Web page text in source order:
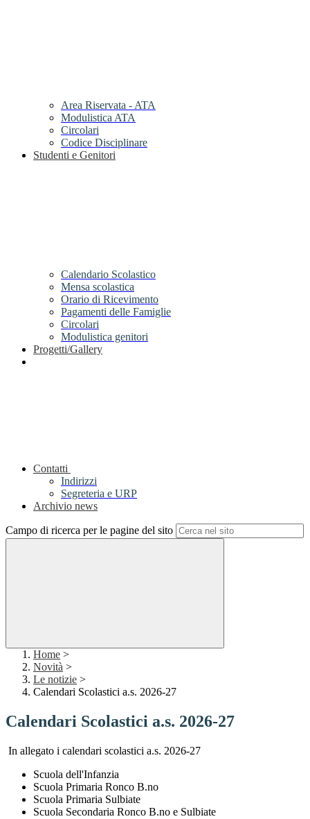
Area Riservata - ATA
Modulistica ATA
Circolari
Codice Disciplinare
Studenti e Genitori
Calendario Scolastico
Mensa scolastica
Orario di Ricevimento
Pagamenti delle Famiglie
Circolari
Modulistica genitori
Progetti/Gallery
Contatti
Indirizzi
Segreteria e URP
Archivio news
Campo di ricerca per le pagine del sito
Home >
Novità >
Le notizie >
Calendari Scolastici a.s. 2026-27
Calendari Scolastici a.s. 2026-27
In allegato i calendari scolastici a.s. 2026-27
Scuola dell'Infanzia
Scuola Primaria Ronco B.no
Scuola Primaria Sulbiate
Scuola Secondaria Ronco B.no e Sulbiate